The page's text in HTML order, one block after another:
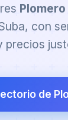
con
precios
de